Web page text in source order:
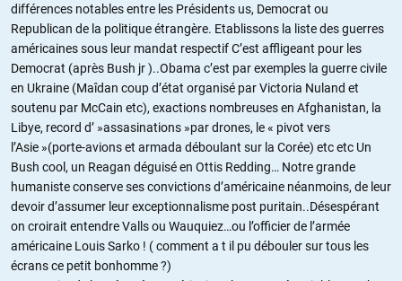
différences notables entre les Présidents us, Democrat ou
Republican de la politique étrangère. Etablissons la liste des guerres
américaines sous leur mandat respectif C’est affligeant pour les
Democrat (après Bush jr )..Obama c’est par exemples la guerre civile
en Ukraine (Maîdan coup d’état organisé par Victoria Nuland et
soutenu par McCain etc), exactions nombreuses en Afghanistan, la
Libye, record d’ »assasinations »par drones, le « pivot vers
l’Asie »(porte-avions et armada déboulant sur la Corée) etc etc Un
Bush cool, un Reagan déguisé en Ottis Redding… Notre grande
humaniste conserve ses convictions d’américaine néanmoins, de leur
devoir d’assumer leur exceptionnalisme post puritain..Désespérant
on croirait entendre Valls ou Wauquiez…ou l’officier de l’armée
américaine Louis Sarko ! ( comment a t il pu débouler sur tous les
écrans ce petit bonhomme ?)